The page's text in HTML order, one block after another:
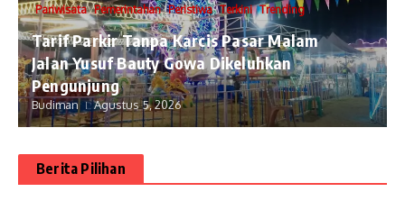
Pariwisata Pemerintahan Peristiwa Terkini Trending
Tarif Parkir Tanpa Karcis Pasar Malam
Jalan Yusuf Bauty Gowa Dikeluhkan
Pengunjung
Budiman Agustus 5, 2026
Berita Pilihan